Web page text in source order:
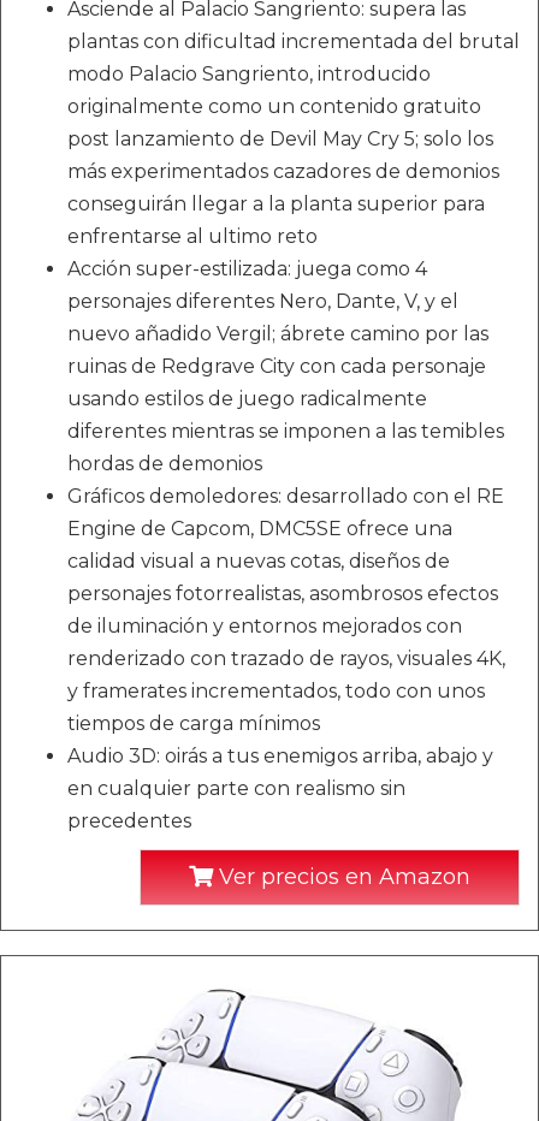
Asciende al Palacio Sangriento: supera las
plantas con dificultad incrementada del brutal
modo Palacio Sangriento, introducido
originalmente como un contenido gratuito
post lanzamiento de Devil May Cry 5; solo los
más experimentados cazadores de demonios
conseguirán llegar a la planta superior para
enfrentarse al ultimo reto
Acción super-estilizada: juega como 4
personajes diferentes Nero, Dante, V, y el
nuevo añadido Vergil; ábrete camino por las
ruinas de Redgrave City con cada personaje
usando estilos de juego radicalmente
diferentes mientras se imponen a las temibles
hordas de demonios
Gráficos demoledores: desarrollado con el RE
Engine de Capcom, DMC5SE ofrece una
calidad visual a nuevas cotas, diseños de
personajes fotorrealistas, asombrosos efectos
de iluminación y entornos mejorados con
renderizado con trazado de rayos, visuales 4K,
y framerates incrementados, todo con unos
tiempos de carga mínimos
Audio 3D: oirás a tus enemigos arriba, abajo y
en cualquier parte con realismo sin
precedentes
Ver precios en Amazon